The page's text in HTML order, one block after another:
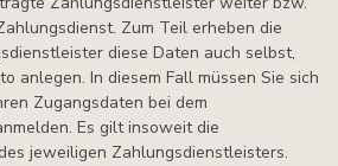
Zum Teil erheben die
diese Daten auch selbst,
anlegen. In diesem Fall müssen Sie sich
Zugangsdaten bei dem
Es gilt insoweit die
jeweiligen Zahlungsdienstleisters.